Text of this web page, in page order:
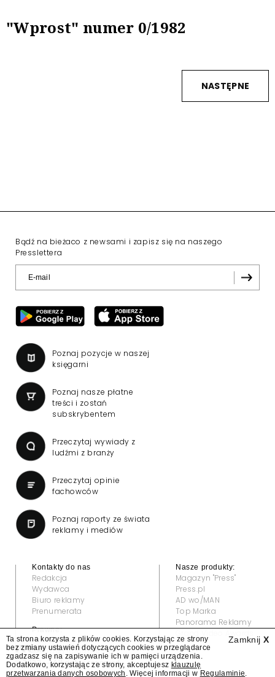
"Wprost" numer 0/1982
NASTĘPNE
Bądź na bieżaco z newsami i zapisz się na naszego
Presslettera
Poznaj pozycje w naszej
księgarni
Poznaj nasze płatne
treści i zostań
subskrybentem
Przeczytaj wywiady z
ludźmi z branży
Przeczytaj opinie
fachowców
Poznaj raporty ze świata
reklamy i mediów
Kontakty do nas
Redakcja
Wydawca
Biuro reklamy
Prenumerata
Prawne:
Regulamin
Klauzula informacyjna
Nasze produkty:
Magazyn "Press"
Press.pl
AD wo/MAN
Top Marka
Panorama Reklamy
© 2022 — All rights reserved
Zamknij X
Ta strona korzysta z plików cookies. Korzystając ze strony
bez zmiany ustawień dotyczących cookies w przeglądarce
zgadzasz się na zapisywanie ich w pamięci urządzenia.
Dodatkowo, korzystając ze strony, akceptujesz klauzulę
przetwarzania danych osobowych . Więcej informacji w Regulaminie.